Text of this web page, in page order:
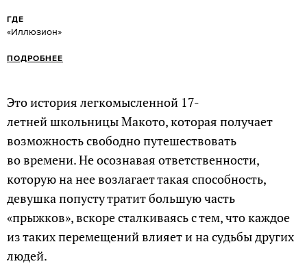
ГДЕ
«Иллюзион»
ПОДРОБНЕЕ
Это история легкомысленной 17-
летней школьницы Макото, которая получает
возможность свободно путешествовать
во времени. Не осознавая ответственности,
которую на нее возлагает такая способность,
девушка попусту тратит большую часть
«прыжков», вскоре сталкиваясь с тем, что каждое
из таких перемещений влияет и на судьбы других
людей.